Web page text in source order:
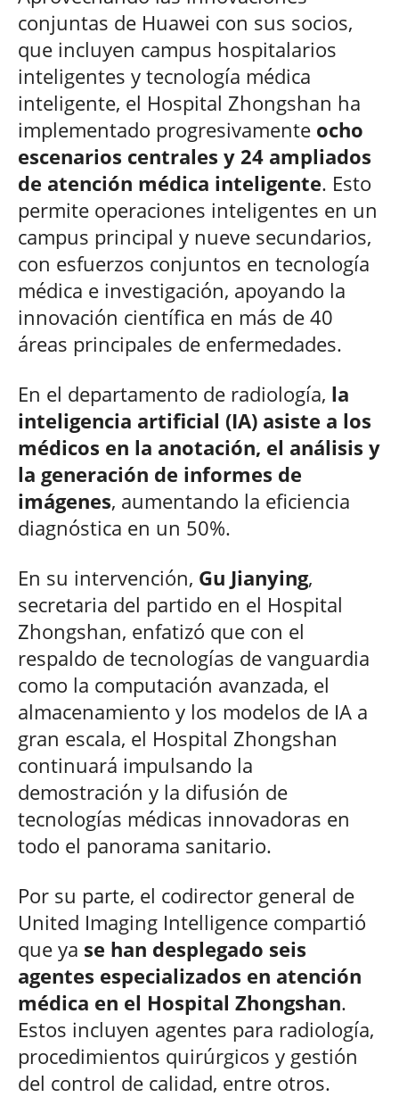
conjuntas de Huawei con sus socios,
que incluyen campus hospitalarios
inteligentes y tecnología médica
inteligente, el Hospital Zhongshan ha
implementado progresivamente ocho
escenarios centrales y 24 ampliados
de atención médica inteligente. Esto
permite operaciones inteligentes en un
campus principal y nueve secundarios,
con esfuerzos conjuntos en tecnología
médica e investigación, apoyando la
innovación científica en más de 40
áreas principales de enfermedades.
En el departamento de radiología, la
inteligencia artificial (IA) asiste a los
médicos en la anotación, el análisis y
la generación de informes de
imágenes, aumentando la eficiencia
diagnóstica en un 50%.
En su intervención, Gu Jianying,
secretaria del partido en el Hospital
Zhongshan, enfatizó que con el
respaldo de tecnologías de vanguardia
como la computación avanzada, el
almacenamiento y los modelos de IA a
gran escala, el Hospital Zhongshan
continuará impulsando la
demostración y la difusión de
tecnologías médicas innovadoras en
todo el panorama sanitario.
Por su parte, el codirector general de
United Imaging Intelligence compartió
que ya se han desplegado seis
agentes especializados en atención
médica en el Hospital Zhongshan.
Estos incluyen agentes para radiología,
procedimientos quirúrgicos y gestión
del control de calidad, entre otros.